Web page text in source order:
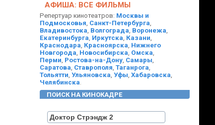
АФИША: ВСЕ ФИЛЬМЫ
Репертуар кинотеатров: Москвы и
Подмосковья, Санкт-Петербурга,
Владивостока, Волгограда, Воронежа,
Екатеринбурга, Иркутска, Казани,
Краснодара, Красноярска, Нижнего
Новгорода, Новосибирска, Омска,
Перми, Ростова-на-Дону, Самары,
Саратова, Ставрополя, Таганрога,
Тольятти, Ульяновска, Уфы, Хабаровска,
Челябинска.
ПОИСК НА КИНОКАДРЕ